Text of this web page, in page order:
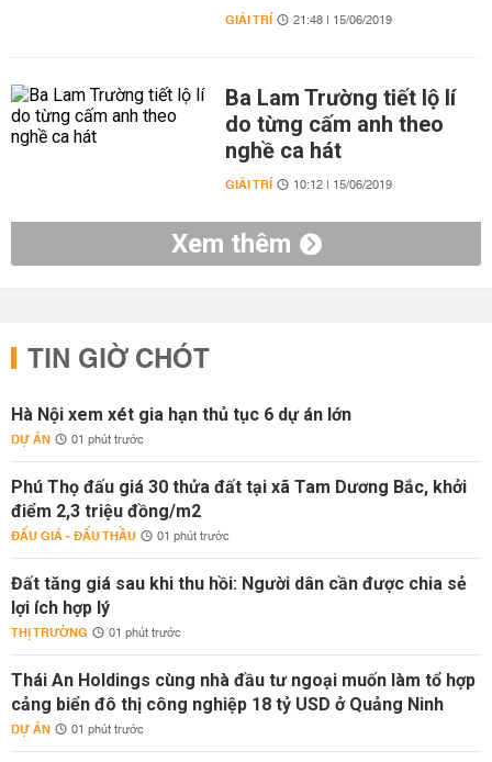
GIẢI TRÍ 21:48 | 15/06/2019
Ba Lam Trường tiết lộ lí
do từng cấm anh theo
nghề ca hát
GIẢI TRÍ 10:12 | 15/06/2019
Xem thêm
TIN GIỜ CHÓT
Hà Nội xem xét gia hạn thủ tục 6 dự án lớn
DỰ ÁN 01 phút trước
Phú Thọ đấu giá 30 thửa đất tại xã Tam Dương Bắc, khởi
điểm 2,3 triệu đồng/m2
ĐẤU GIÁ - ĐẤU THẦU 01 phút trước
Đất tăng giá sau khi thu hồi: Người dân cần được chia sẻ
lợi ích hợp lý
THỊ TRƯỜNG 01 phút trước
Thái An Holdings cùng nhà đầu tư ngoại muốn làm tổ hợp
cảng biển đô thị công nghiệp 18 tỷ USD ở Quảng Ninh
DỰ ÁN 01 phút trước